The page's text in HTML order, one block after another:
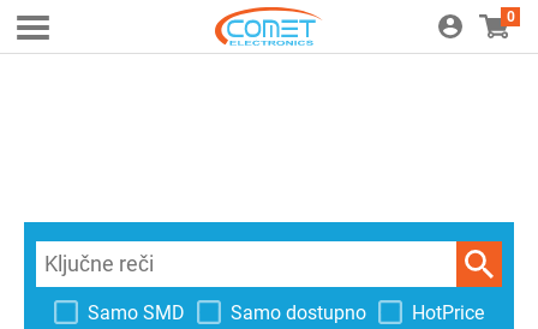
0
Samo SMD Samo dostupno HotPrice